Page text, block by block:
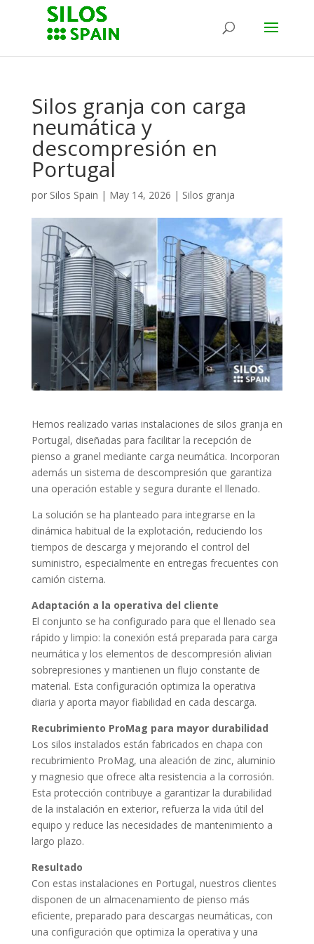
Silos granja con carga
neumática y
descompresión en
Portugal
por Silos Spain | May 14, 2026 | Silos granja
Hemos realizado varias instalaciones de silos granja en
Portugal, diseñadas para facilitar la recepción de
pienso a granel mediante carga neumática. Incorporan
además un sistema de descompresión que garantiza
una operación estable y segura durante el llenado.
La solución se ha planteado para integrarse en la
dinámica habitual de la explotación, reduciendo los
tiempos de descarga y mejorando el control del
suministro, especialmente en entregas frecuentes con
camión cisterna.
Adaptación a la operativa del cliente
El conjunto se ha configurado para que el llenado sea
rápido y limpio: la conexión está preparada para carga
neumática y los elementos de descompresión alivian
sobrepresiones y mantienen un flujo constante de
material. Esta configuración optimiza la operativa
diaria y aporta mayor fiabilidad en cada descarga.
Recubrimiento ProMag para mayor durabilidad
Los silos instalados están fabricados en chapa con
recubrimiento ProMag, una aleación de zinc, aluminio
y magnesio que ofrece alta resistencia a la corrosión.
Esta protección contribuye a garantizar la durabilidad
de la instalación en exterior, refuerza la vida útil del
equipo y reduce las necesidades de mantenimiento a
largo plazo.
Resultado
Con estas instalaciones en Portugal, nuestros clientes
disponen de un almacenamiento de pienso más
eficiente, preparado para descargas neumáticas, con
una configuración que optimiza la operativa y una